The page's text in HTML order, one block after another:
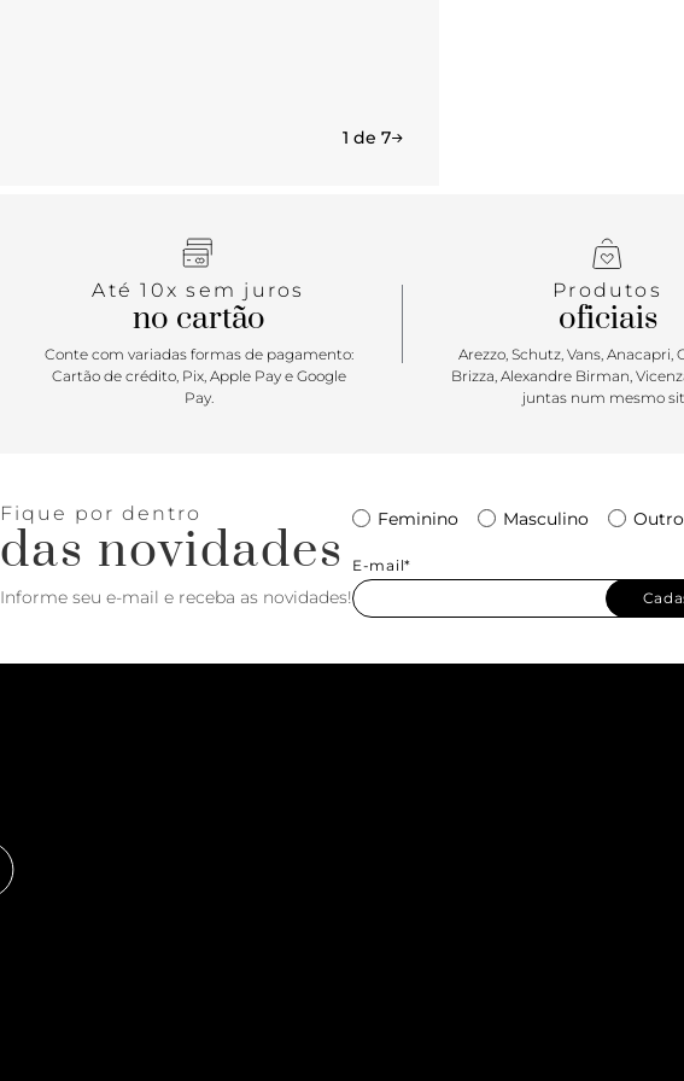
1 de 7
Até 10x sem juros
no cartão
Conte com variadas formas de pagamento:
Cartão de crédito, Pix, Apple Pay e Google
Pay.
Produtos
oficiais
Arezzo, Schutz, Vans, Anacapri,
Brizza, Alexandre Birman,
juntas num mesmo
Fique por dentro
das novidades
Informe seu e-mail e receba as novidades!
Feminino Masculino
E-mail*